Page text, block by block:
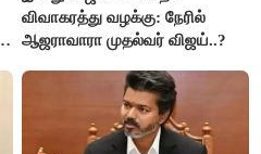
விவாகரத்து வழக்கு: நேரில்
ஆஜராவாரா முதல்வர் விஜய்..?